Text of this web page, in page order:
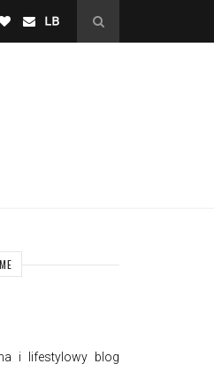
i lifestylowy blog